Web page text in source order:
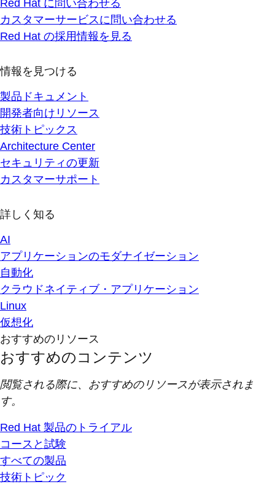
Red Hat に問い合わせる
カスタマーサービスに問い合わせる
Red Hat の採用情報を見る
情報を見つける
製品ドキュメント
開発者向けリソース
技術トピックス
Architecture Center
セキュリティの更新
カスタマーサポート
詳しく知る
AI
アプリケーションのモダナイゼーション
自動化
クラウドネイティブ・アプリケーション
Linux
仮想化
おすすめのリソース
おすすめのコンテンツ
閲覧される際に、おすすめのリソースが表示されま
す。
Red Hat 製品のトライアル
コースと試験
すべての製品
技術トピック